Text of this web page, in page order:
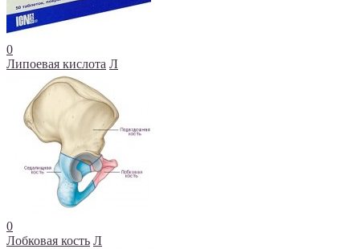
0
Липоевая кислота Л
0
Лобковая кость Л